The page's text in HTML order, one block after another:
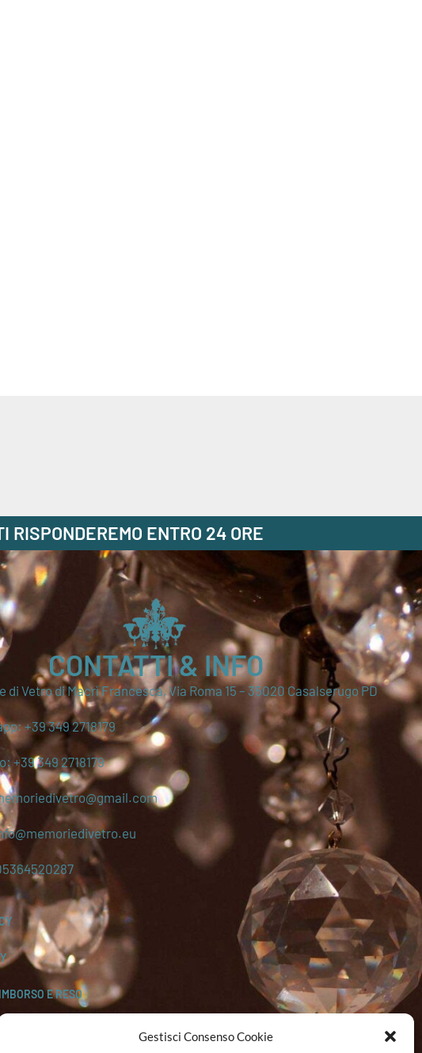
Gestisci Consenso Cookie
ENTRO 24 ORE
CONTATTI & INFO
di Vetro di Macrì Francesca, Via Roma 15 – 35020 Casalserugo PD
+39 349 2718179
+39 349 2718179
E RESO